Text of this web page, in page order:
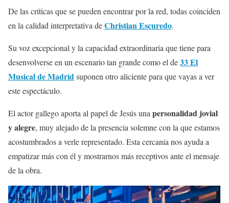
De las críticas que se pueden encontrar por la red, todas coinciden
en la calidad interpretativa deChristian Escuredo.
Su voz excepcional y la capacidad extraordinaria que tiene para
desenvolverse en un escenario tan grande como el de33 El
Musical de Madridsuponen otro aliciente para que vayas a ver
este espectáculo.
El actor gallego aporta al papel de Jesús una personalidad jovial
y alegre, muy alejado de la presencia solemne con la que estamos
acostumbrados a verle representado. Esta cercanía nos ayuda a
empatizar más con él y mostrarnos más receptivos ante el mensaje
de la obra.